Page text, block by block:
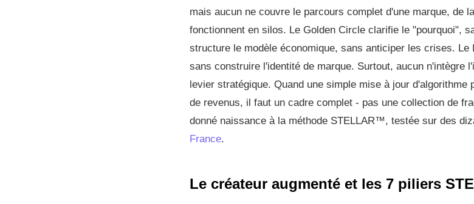
mais aucun ne couvre le parcours complet d'une marque, de
fonctionnent en silos. Le Golden Circle clarifie le "pourquoi",
structure le modèle économique, sans anticiper les crises. Le
sans construire l'identité de marque. Surtout, aucun n'intègre
levier stratégique. Quand une simple mise à jour d'algorithme
de revenus, il faut un cadre complet - pas une collection de
donné naissance à la méthode STELLAR™, testée sur des
France.
Le créateur augmenté et les 7 piliers